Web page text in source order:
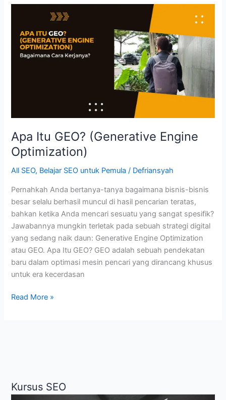
Perbedaan
Persamaan
Apa Itu GEO? (Generative Engine
Optimization)
All SEO, Belajar SEO untuk Pemula / Defriansyah
Pernahkah Anda bertanya-tanya bagaimana bisnis-bisnis
besar selalu berhasil muncul di hasil pencarian teratas,
bahkan ketika Anda mencari sesuatu yang sangat spesifik?
Jawabannya mungkin terletak pada sebuah strategi digital
yang sedang naik daun: Generative Engine Optimization
atau GEO. Apa Itu GEO? GEO adalah sebuah pendekatan
baru dalam optimasi mesin pencari yang dirancang khusus
untuk era kecerdasan
Apa
Read More »
Kursus SEO